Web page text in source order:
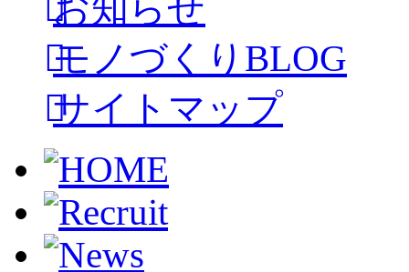
お知らせ
モノづくりBLOG
サイトマップ